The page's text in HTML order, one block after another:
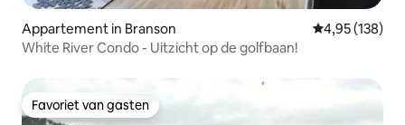
Appartement in Branson Gemiddelde
4,95 (138)
White River Condo - Uitzicht op de golfbaan!
Favoriet van gasten
Favoriet van gasten